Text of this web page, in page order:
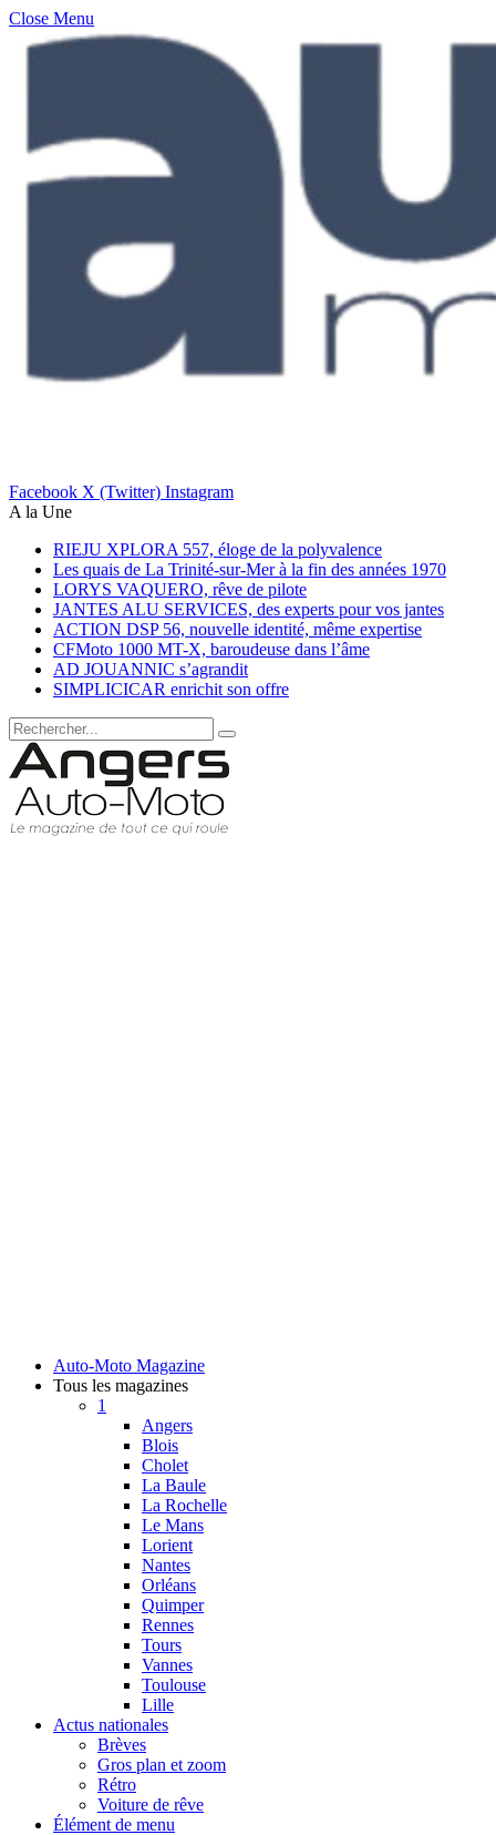
Close Menu
Facebook X (Twitter) Instagram
A la Une
RIEJU XPLORA 557, éloge de la polyvalence
Les quais de La Trinité-sur-Mer à la fin des années 1970
LORYS VAQUERO, rêve de pilote
JANTES ALU SERVICES, des experts pour vos jantes
ACTION DSP 56, nouvelle identité, même expertise
CFMoto 1000 MT-X, baroudeuse dans l’âme
AD JOUANNIC s’agrandit
SIMPLICICAR enrichit son offre
Auto-Moto Magazine
Tous les magazines
1
Angers
Blois
Cholet
La Baule
La Rochelle
Le Mans
Lorient
Nantes
Orléans
Quimper
Rennes
Tours
Vannes
Toulouse
Lille
Actus nationales
Brèves
Gros plan et zoom
Rétro
Voiture de rêve
Élément de menu